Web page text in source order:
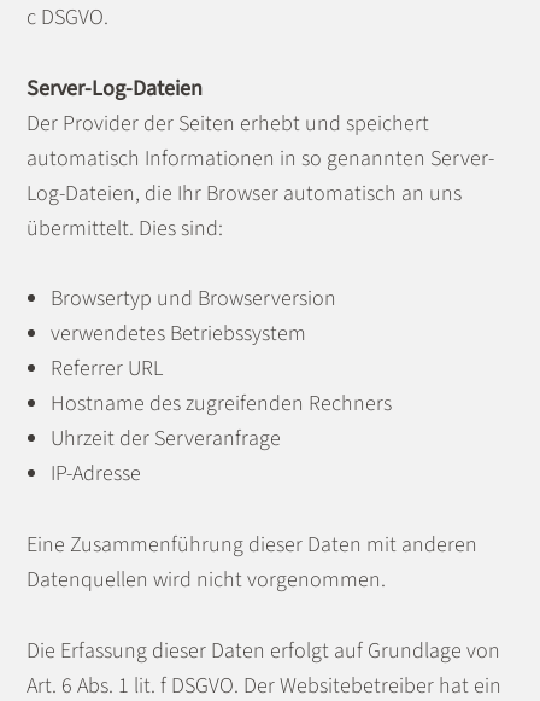
c DSGVO.
Server-Log-Dateien
Der Provider der Seiten erhebt und speichert
automatisch Informationen in so genannten Server-
Log-Dateien, die Ihr Browser automatisch an uns
übermittelt. Dies sind:
Browsertyp und Browserversion
verwendetes Betriebssystem
Referrer URL
Hostname des zugreifenden Rechners
Uhrzeit der Serveranfrage
IP-Adresse
Eine Zusammenführung dieser Daten mit anderen
Datenquellen wird nicht vorgenommen.
Die Erfassung dieser Daten erfolgt auf Grundlage von
Art. 6 Abs. 1 lit. f DSGVO. Der Websitebetreiber hat ein